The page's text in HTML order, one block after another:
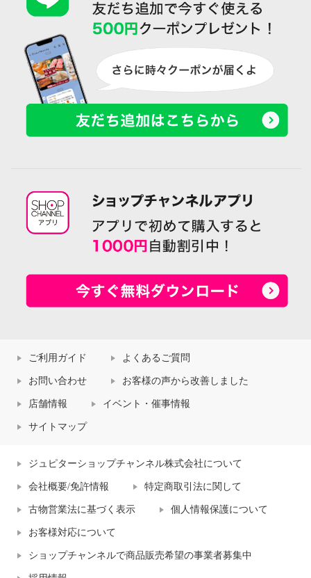
ご利用ガイド よくあるご質問
お問い合わせ お客様の声から改善しました
店舗情報 イベント・催事情報
サイトマップ
ジュピターショップチャンネル株式会社について
会社概要/免許情報 特定商取引法に関して
古物営業法に基づく表示 個人情報保護について
お客様対応について
ショップチャンネルで商品販売希望の事業者募集中